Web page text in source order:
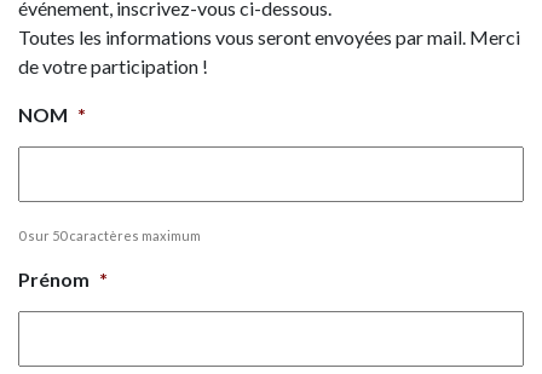
événement, inscrivez-vous ci-dessous.
Toutes les informations vous seront envoyées par mail. Merci
de votre participation !
NOM *
0 sur 50 caractères maximum
Prénom *